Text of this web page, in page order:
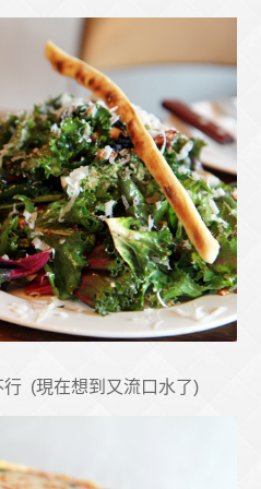
(現在想到又流口水了)